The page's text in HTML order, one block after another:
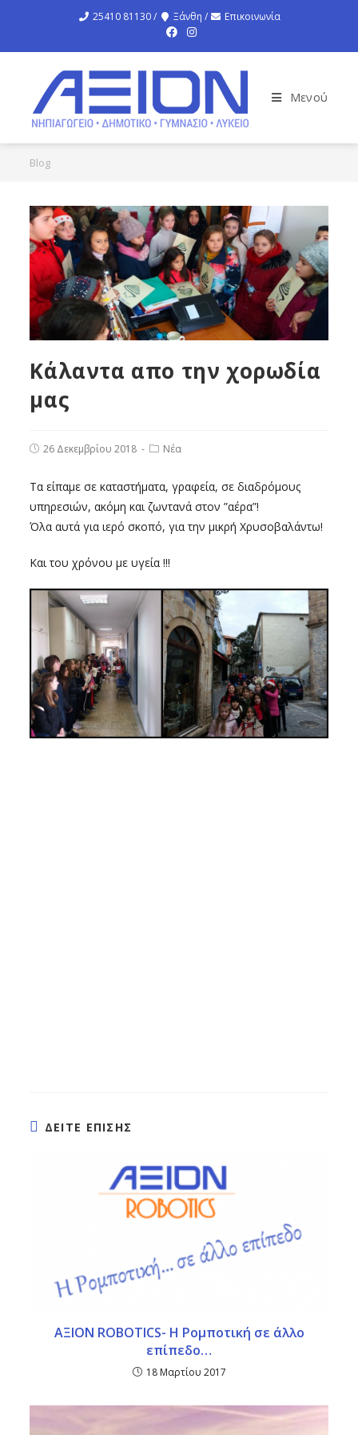
25410 81130 / Ξάνθη / Επικοινωνία
Μενού
Blog
Κάλαντα απο την χορωδία
μας
26 Δεκεμβρίου 2018 Νέα
Τα είπαμε σε καταστήματα, γραφεία, σε διαδρόμους
υπηρεσιών, ακόμη και ζωντανά στον ”αέρα”!
Όλα αυτά για ιερό σκοπό, για την μικρή Χρυσοβαλάντω!
Και του χρόνου με υγεία !!!
ΔΕΙΤΕ ΕΠΙΣΗΣ
ΑΞΙΟΝ ROBOTICS- H Ρομποτική σε άλλο
επίπεδο…
18 Μαρτίου 2017